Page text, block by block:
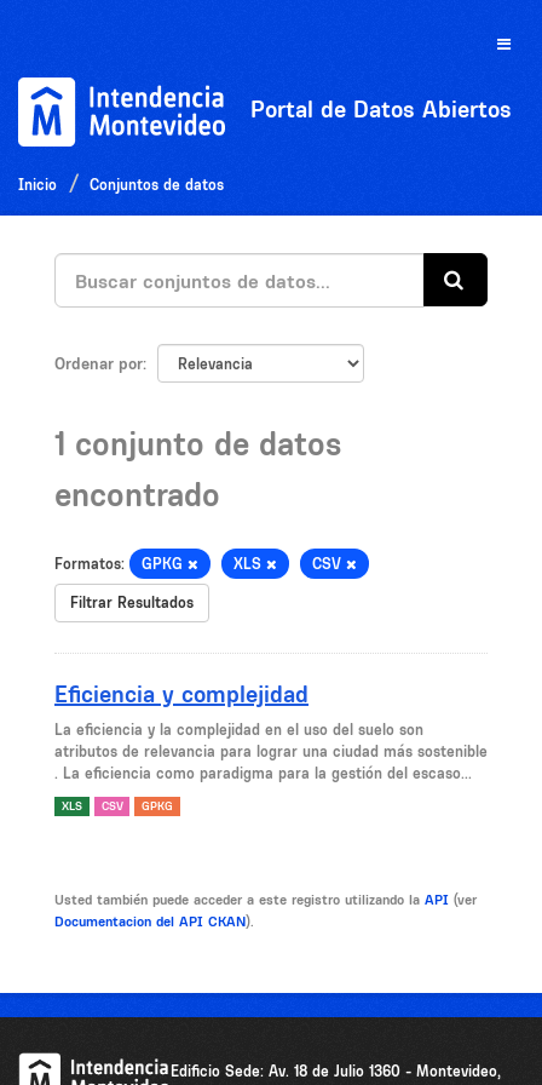
Toggle
Portal de Datos Abiertos
Inicio Conjuntos de datos
Ordenar por
1 conjunto de datos
encontrado
Formatos: GPKG XLS CSV
Filtrar Resultados
Eficiencia y complejidad
La eficiencia y la complejidad en el uso del suelo son
atributos de relevancia para lograr una ciudad más sostenible
. La eficiencia como paradigma para la gestión del escaso...
XLS CSV GPKG
Usted también puede acceder a este registro utilizando la API (ver
Documentacion del API CKAN).
Edificio Sede: Av. 18 de Julio 1360 - Montevideo,